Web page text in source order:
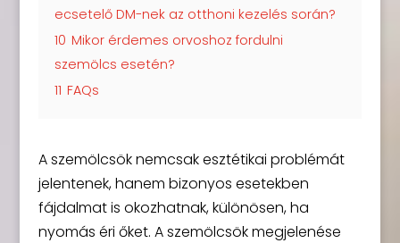
ecsetelő DM-nek az otthoni kezelés során?
10 Mikor érdemes orvoshoz fordulni
szemölcs esetén?
11 FAQs
A szemölcsök nemcsak esztétikai problémát
jelentenek, hanem bizonyos esetekben
fájdalmat is okozhatnak, különösen, ha
nyomás éri őket. A szemölcsök megjelenése